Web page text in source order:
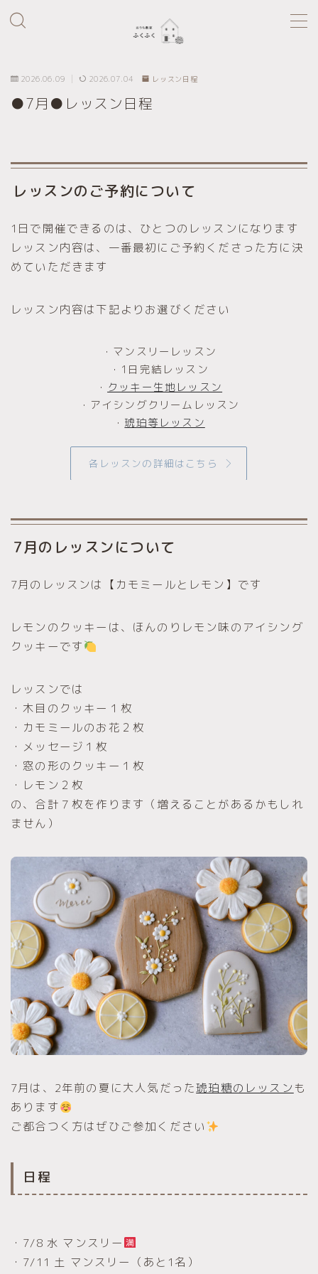
home
2026.06.09 2026.07.04 レッスン日程
●7月●レッスン日程
レッスンのご予約について
1日で開催できるのは、ひとつのレッスンになります
レッスン内容は、一番最初にご予約くださった方に決
めていただきます
レッスン内容は下記よりお選びください
・マンスリーレッスン
・1日完結レッスン
・ クッキー生地レッスン
・アイシングクリームレッスン
・ 琥珀等レッスン
各レッスンの詳細はこちら
7月のレッスンについて
7月のレッスンは【カモミールとレモン】です
レモンのクッキーは、ほんのりレモン味のアイシング
クッキーです
レッスンでは
・木目のクッキー１枚
・カモミールのお花２枚
・メッセージ１枚
・窓の形のクッキー１枚
・レモン２枚
の、合計７枚を作ります（増えることがあるかもしれ
ません）
7月は、2年前の夏に大人気だった琥珀糖のレッスン も
あります
ご都合つく方はぜひご参加ください
日程
・7/8 水 マンスリー
・7/11 土 マンスリー（あと1名）